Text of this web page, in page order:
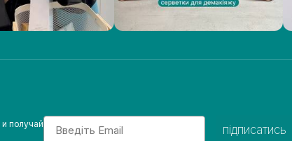
и получайEmail
підписатись